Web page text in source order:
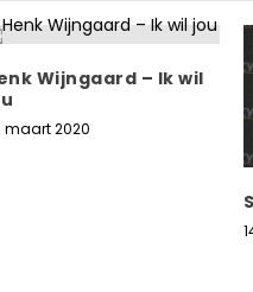
Wijngaard – Ik wil
maart 2020